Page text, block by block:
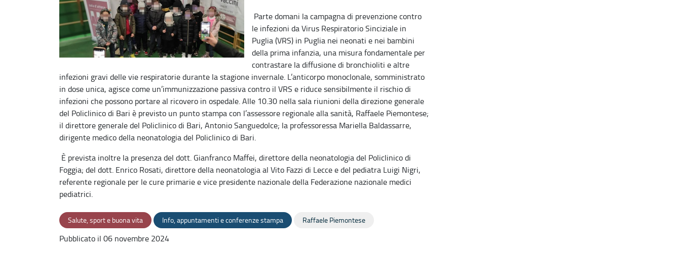
Parte domani la campagna di prevenzione contro
le infezioni da Virus Respiratorio Sinciziale in
Puglia (VRS) in Puglia nei neonati e nei bambini
della prima infanzia, una misura fondamentale per
contrastare la diffusione di bronchioliti e altre
infezioni gravi delle vie respiratorie durante la stagione invernale. L’anticorpo monoclonale, somministrato
in dose unica, agisce come un’immunizzazione passiva contro il VRS e riduce sensibilmente il rischio di
infezioni che possono portare al ricovero in ospedale. Alle 10.30 nella sala riunioni della direzione generale
del Policlinico di Bari è previsto un punto stampa con l’assessore regionale alla sanità, Raffaele Piemontese;
il direttore generale del Policlinico di Bari, Antonio Sanguedolce; la professoressa Mariella Baldassarre,
dirigente medico della neonatologia del Policlinico di Bari.
È prevista inoltre la presenza del dott. Gianfranco Maffei, direttore della neonatologia del Policlinico di
Foggia; del dott. Enrico Rosati, direttore della neonatologia al Vito Fazzi di Lecce e del pediatra Luigi Nigri,
referente regionale per le cure primarie e vice presidente nazionale della Federazione nazionale medici
pediatrici.
Salute, sport e buona vita Info, appuntamenti e conferenze stampa Raffaele Piemontese
Pubblicato il 06 novembre 2024